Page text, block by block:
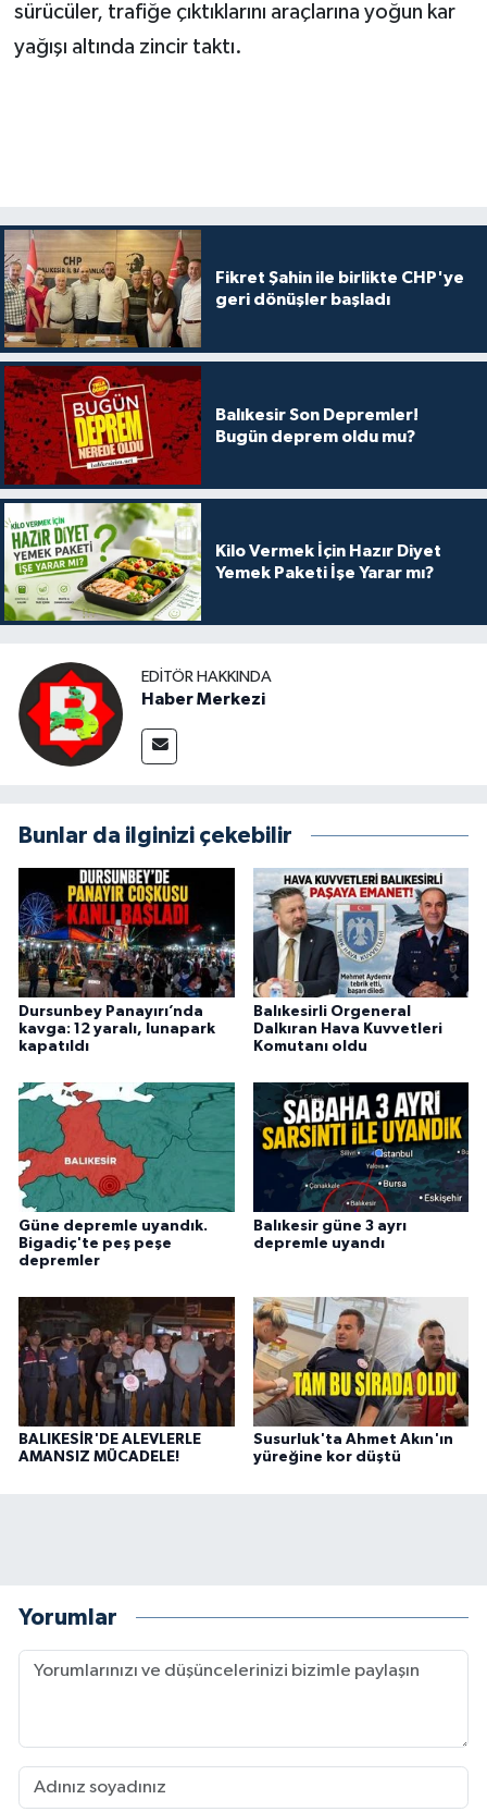
sürücüler, trafiğe çıktıklarını araçlarına yoğun kar
yağışı altında zincir taktı.
Fikret Şahin ile birlikte CHP'ye
geri dönüşler başladı
Balıkesir Son Depremler!
Bugün deprem oldu mu?
Kilo Vermek İçin Hazır Diyet
Yemek Paketi İşe Yarar mı?
EDITÖR HAKKINDA
Haber Merkezi
Bunlar da ilginizi çekebilir
Dursunbey Panayırı’nda
kavga: 12 yaralı, lunapark
kapatıldı
Balıkesirli Orgeneral
Dalkıran Hava Kuvvetleri
Komutanı oldu
Güne depremle uyandık.
Bigadiç'te peş peşe
depremler
Balıkesir güne 3 ayrı
depremle uyandı
BALIKESİR'DE ALEVLERLE
AMANSIZ MÜCADELE!
Susurluk'ta Ahmet Akın'ın
yüreğine kor düştü
Yorumlar